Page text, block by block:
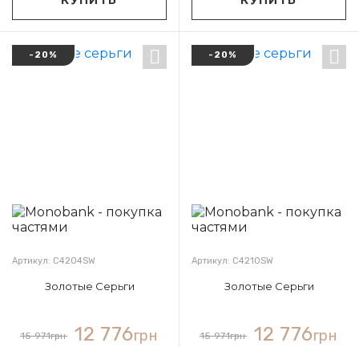
-20%
Артикул: С4204SW
Золотые Серьги
15 971грн 12 776грн
-20%
Артикул: С4210SW
Золотые Серьги
15 971грн 12 776грн